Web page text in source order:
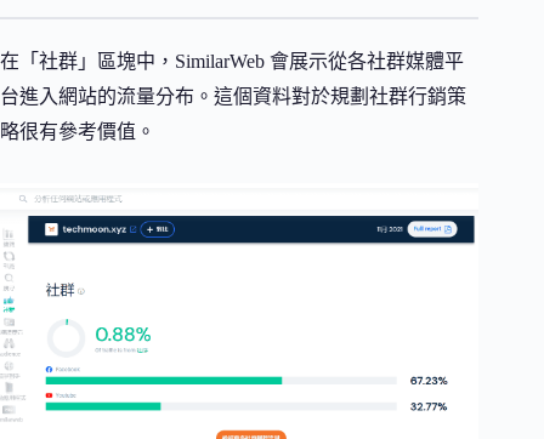
在「社群」區塊中，SimilarWeb 會展示從各社群媒體平
台進入網站的流量分布。這個資料對於規劃社群行銷策
略很有參考價值。